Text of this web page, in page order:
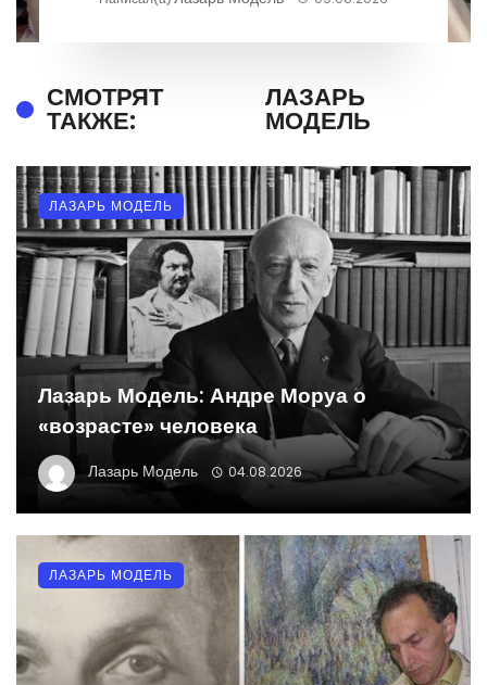
СМОТРЯТ
ТАКЖЕ:
ЛАЗАРЬ
МОДЕЛЬ
Лазарь Модель: Андре Моруа о
«возрасте» человека
Лазарь Модель 04.08.2026
ЛАЗАРЬ МОДЕЛЬ
ЛАЗАРЬ МОДЕЛЬ